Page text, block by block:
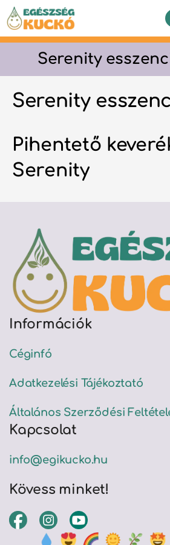
Kilépés
tartalomba
Serenity
Serenity
Pihentető
Serenity
Információk
Céginfó
Adatkezelési Tájékoztató
Általános Szerződési
Kapcsolat
info@egikucko.hu
Kövess minket!